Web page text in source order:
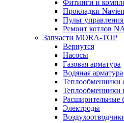
Фитинги и
Прокладки Navien
Пульт
Ремонт котлов
Запчасти MORA-TOP
Вернутся
Насосы
Газовая арматура
Водяная арматура
Теплообменники
Теплообменники
Расширительные
Электроды